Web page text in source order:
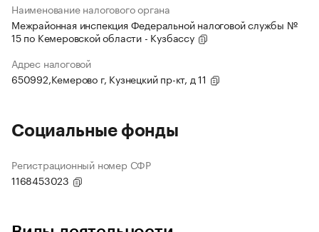
Наименование налогового органа
Межрайонная инспекция Федеральной налоговой службы №
15 по Кемеровской области - Кузбассу
Адрес налоговой
650992,Кемерово г, Кузнецкий пр-кт, д 11
Социальные фонды
Регистрационный номер СФР
1168453023